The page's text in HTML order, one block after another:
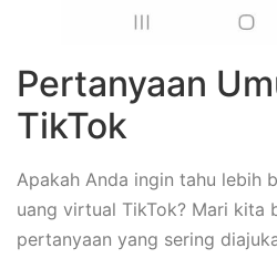
Pertanyaan
TikTok
Apakah Anda ingin tahu lebih
uang virtual TikTok? Mari kita
pertanyaan yang sering